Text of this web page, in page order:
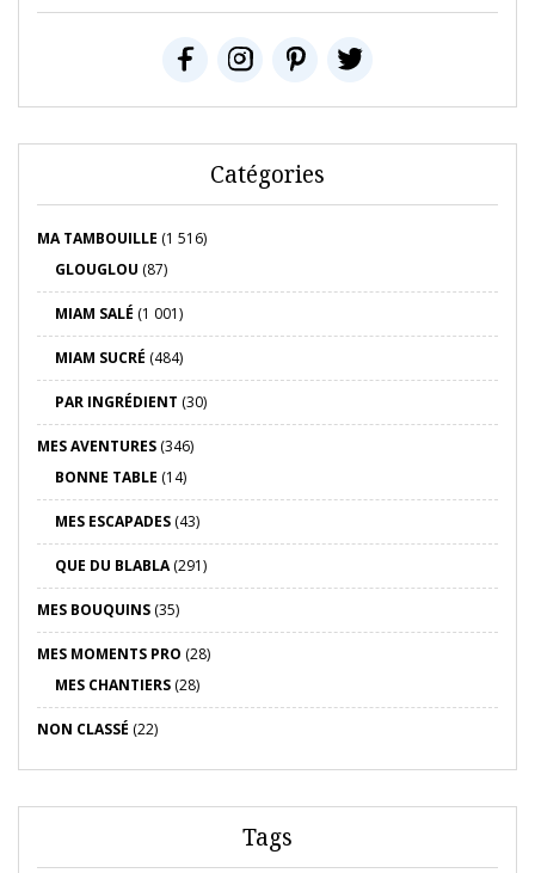
Catégories
MA TAMBOUILLE (1 516)
GLOUGLOU (87)
MIAM SALÉ (1 001)
MIAM SUCRÉ (484)
PAR INGRÉDIENT (30)
MES AVENTURES (346)
BONNE TABLE (14)
MES ESCAPADES (43)
QUE DU BLABLA(291)
MES BOUQUINS (35)
MES MOMENTS PRO (28)
MES CHANTIERS (28)
NON CLASSÉ (22)
Tags